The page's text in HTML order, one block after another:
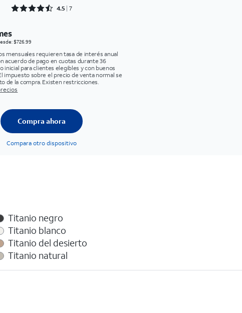
Rated 4.5714 out of 5
4.5 7
$726.99
mensuales requieren tasa de interés anual
acuerdo de pago en cuotas durante 36
inicial para clientes elegibles y con buenos
impuesto sobre el precio de venta normal se
de la compra. Existen restricciones.
Compra ahora
Compara otro dispositivo
Titanio negro
Titanio blanco
Titanio del desierto
Titanio natural